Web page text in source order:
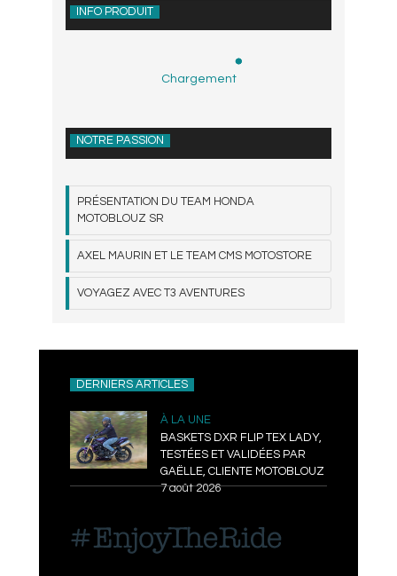
INFO PRODUIT
Chargement
NOTRE PASSION
PRÉSENTATION DU TEAM HONDA
MOTOBLOUZ SR
AXEL MAURIN ET LE TEAM CMS MOTOSTORE
VOYAGEZ AVEC T3 AVENTURES
DERNIERS ARTICLES
À LA UNE
BASKETS DXR FLIP TEX LADY,
TESTÉES ET VALIDÉES PAR
GAËLLE, CLIENTE MOTOBLOUZ
7 août 2026